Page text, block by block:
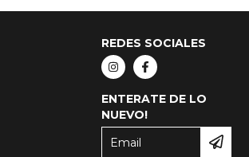
REDES SOCIALES
ENTERATE DE LO
NUEVO!